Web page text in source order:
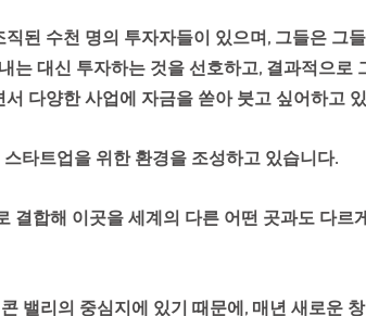
된 수천 명의 투자자들이 있으며, 그들은 그
는 대신 투자하는 것을 선호하고, 결과적으로
다양한 사업에 자금을 쏟아 붓고 싶어하고
타트업을 위한 환경을 조성하고 있습니다.
결합해 이곳을 세계의 다른 어떤 곳과도 다르
밸리의 중심지에 있기 때문에, 매년 새로운